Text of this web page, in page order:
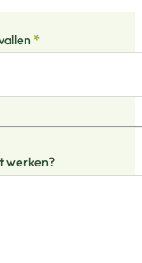
*
werken?